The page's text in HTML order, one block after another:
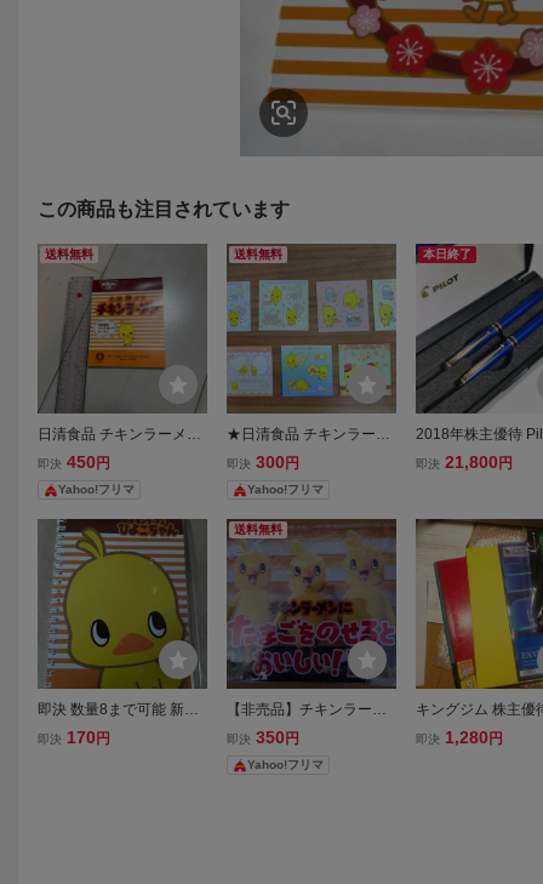
この商品も注目されています
送料無料
日清食品 チキンラーメン
ひよこちゃん メモ帳 ノベ
即決 450 円
Yahoo!フリマ
即決 数量8まで可能 新品
未開封 NISSIN 日清食品
即決 170 円
送料無料
★日清食品 チキンラーメ
ン ひよこちゃんシール 7
即決 300 円
Yahoo!フリマ
送料無料
【非売品】チキンラーメ
ン クリアファイル A4 日
即決 350 円
Yahoo!フリマ
本日終了
2018年株主優待
nce パイロット グ
即決 21,800 円
キングジム 株主優
8年度 2,500円相当
即決 1,280 円